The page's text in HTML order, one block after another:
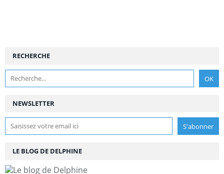
NEWSLETTER
RECHERCHE
LE BLOG DE DELPHINE